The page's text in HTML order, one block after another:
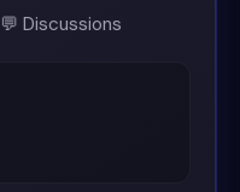
Discussions